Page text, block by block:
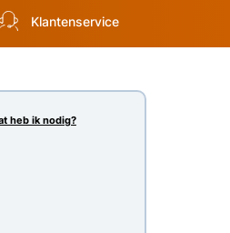
Klantenservice
heb ik nodig?